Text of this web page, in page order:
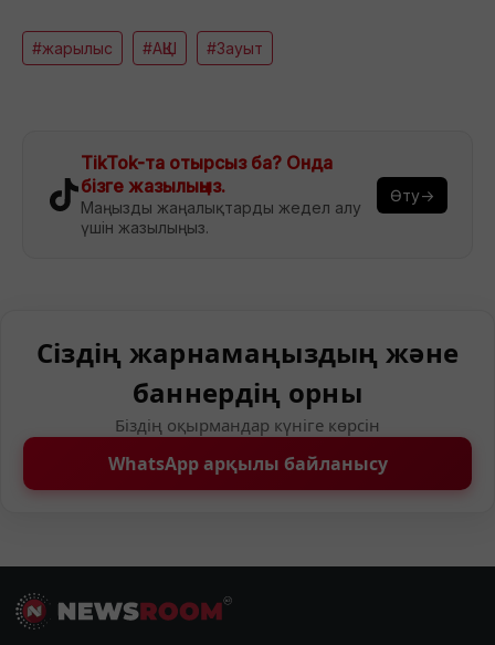
#жарылыс #АҚШ #Зауыт
TikTok-та отырсыз ба? Онда
бізге жазылыңыз.
Маңызды жаңалықтарды жедел алу
үшін жазылыңыз.
Өту→
Сіздің жарнамаңыздың және
баннердің орны
Біздің оқырмандар күніге көрсін
WhatsApp арқылы байланысу